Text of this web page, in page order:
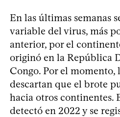
En las últimas semanas
variable del virus, más
anterior, por el
originó en la República
Congo. Por el momento,
descartan que el brote
hacia otros continentes.
detectó en 2022 y se